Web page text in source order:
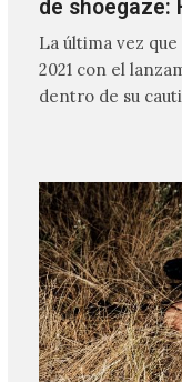
de shoegaze:
La última vez
2021 con el
dentro de su